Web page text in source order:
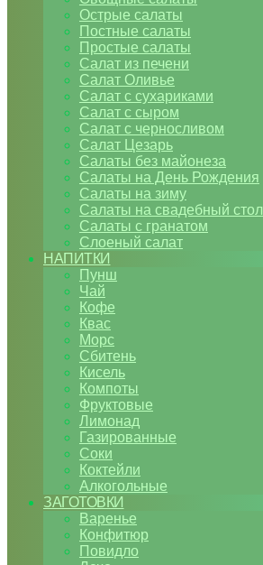
Острые салаты
Постные салаты
Простые салаты
Салат из печени
Салат Оливье
Салат с сухариками
Салат с сыром
Салат с черносливом
Салат Цезарь
Салаты без майонеза
Салаты на День Рождения
Салаты на зиму
Салаты на свадебный стол
Салаты с гранатом
Слоеный салат
НАПИТКИ
Пунш
Чай
Кофе
Квас
Морс
Сбитень
Кисель
Компоты
Фруктовые
Лимонад
Газированные
Соки
Коктейли
Алкогольные
ЗАГОТОВКИ
Варенье
Конфитюр
Повидло